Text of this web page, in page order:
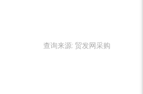
查询来源: 贸发网采购